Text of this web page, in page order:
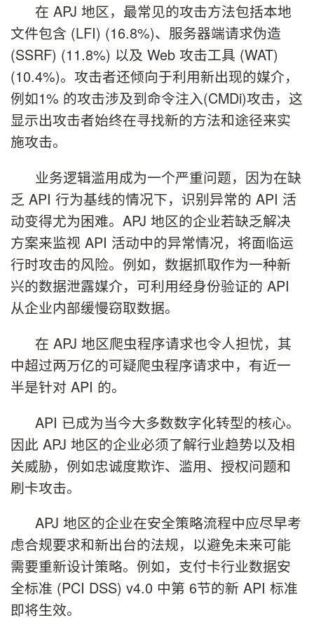
在 APJ 地区，最常见的攻击方法包括本地
文件包含 (LFI) (16.8%)、服务器端请求伪造
(SSRF) (11.8%) 以及 Web 攻击工具 (WAT)
(10.4%)。攻击者还倾向于利用新出现的媒介，
例如1% 的攻击涉及到命令注入(CMDi)攻击，这
显示出攻击者始终在寻找新的方法和途径来实
施攻击。
业务逻辑滥用成为一个严重问题，因为在缺
乏 API 行为基线的情况下，识别异常的 API 活
动变得尤为困难。APJ 地区的企业若缺乏解决
方案来监视 API 活动中的异常情况，将面临运
行时攻击的风险。例如，数据抓取作为一种新
兴的数据泄露媒介，可利用经身份验证的 API
从企业内部缓慢窃取数据。
在 APJ 地区爬虫程序请求也令人担忧，其
中超过两万亿的可疑爬虫程序请求中，有近一
半是针对 API 的。
API 已成为当今大多数数字化转型的核心。
因此 APJ 地区的企业必须了解行业趋势以及相
关威胁，例如忠诚度欺诈、滥用、授权问题和
刷卡攻击。
APJ 地区的企业在安全策略流程中应尽早考
虑合规要求和新出台的法规，以避免未来可能
需要重新设计策略。例如，支付卡行业数据安
全标准 (PCI DSS) v4.0 中第 6节的新 API 标准
即将生效。